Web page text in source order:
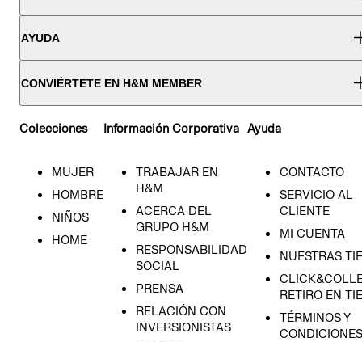
AYUDA
CONVIÉRTETE EN H&M MEMBER
Colecciones
MUJER
HOMBRE
NIÑOS
HOME
Información Corporativa
TRABAJAR EN
H&M
ACERCA DEL
GRUPO H&M
RESPONSABILIDAD
SOCIAL
PRENSA
RELACIÓN CON
INVERSIONISTAS
Ayuda
CONTACTO
SERVICIO AL
CLIENTE
MI CUENTA
NUESTRAS
RETIRO EN
TÉRMINOS Y
CONDICIONES